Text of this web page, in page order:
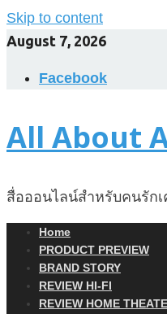
Skip to content
August 7, 2026
Facebook
All About
สื่อออนไลน์สำหรับคนรักเ
Home
PRODUCT PREVIEW
BRAND STORY
REVIEW HI-FI
REVIEW HOME